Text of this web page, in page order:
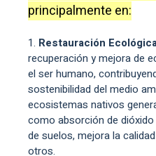
principalmente en:
Restauración
recuperación y mejora de
el ser humano,
sostenibilidad del medio
ecosistemas nativos
como absorción de
de suelos, mejora la
otros.